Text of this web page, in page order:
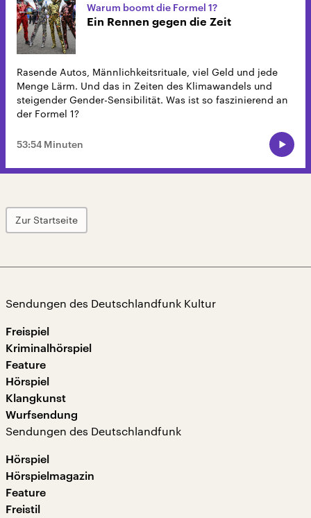
Warum boomt die Formel 1?
Ein Rennen gegen die Zeit
Rasende Autos, Männlichkeitsrituale, viel Geld und jede
Menge Lärm. Und das in Zeiten des Klimawandels und
steigender Gender-Sensibilität. Was ist so faszinierend an
der Formel 1?
53:54 Minuten
Zur Startseite
Sendungen des Deutschlandfunk Kultur
Freispiel
Kriminalhörspiel
Feature
Hörspiel
Klangkunst
Wurfsendung
Sendungen des Deutschlandfunk
Hörspiel
Hörspielmagazin
Feature
Freistil